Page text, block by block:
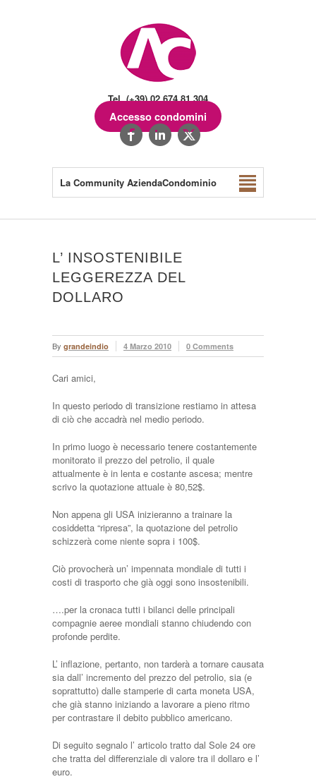
Tel. (+39) 02.674.81.304
Accesso condomini
La Community AziendaCondominio
L’ INSOSTENIBILE
LEGGEREZZA DEL
DOLLARO
By grandeindio 4 Marzo 2010 0 Comments
Cari amici,
In questo periodo di transizione restiamo in attesa
di ciò che accadrà nel medio periodo.
In primo luogo è necessario tenere costantemente
monitorato il prezzo del petrolio, il quale
attualmente è in lenta e costante ascesa; mentre
scrivo la quotazione attuale è 80,52$.
Non appena gli USA inizieranno a trainare la
cosiddetta “ripresa”, la quotazione del petrolio
schizzerà come niente sopra i 100$.
Ciò provocherà un’ impennata mondiale di tutti i
costi di trasporto che già oggi sono insostenibili.
….per la cronaca tutti i bilanci delle principali
compagnie aeree mondiali stanno chiudendo con
profonde perdite.
L’ inflazione, pertanto, non tarderà a tornare causata
sia dall’ incremento del prezzo del petrolio, sia (e
soprattutto) dalle stamperie di carta moneta USA,
che già stanno iniziando a lavorare a pieno ritmo
per contrastare il debito pubblico americano.
Di seguito segnalo l’ articolo tratto dal Sole 24 ore
che tratta del differenziale di valore tra il dollaro e l’
euro.